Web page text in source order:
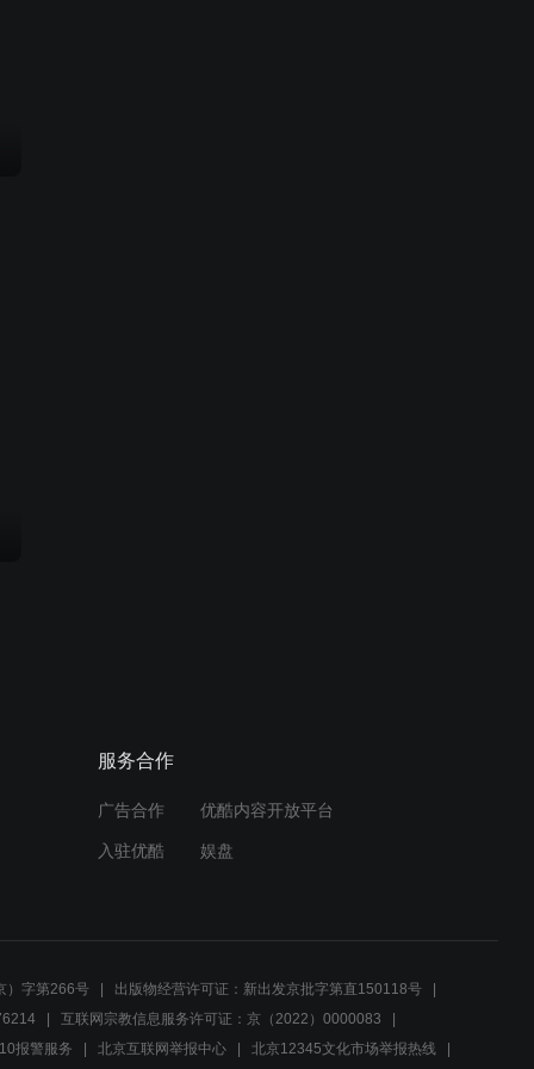
服务合作
广告合作 优酷内容开放平台
入驻优酷 娱盘
）字第266号
出版物经营许可证：新出发京批字第直150118号
互联网宗教信息服务许可证：京（2022）0000083
报警服务
北京互联网举报中心 北京12345文化市场举报热线